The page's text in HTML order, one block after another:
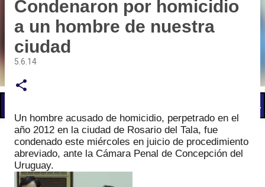
Condenaron por homicidio
a un hombre de nuestra
ciudad
5.6.14
Un hombre acusado de homicidio, perpetrado en el
año 2012 en la ciudad de Rosario del Tala, fue
condenado este miércoles en juicio de procedimiento
abreviado, ante la Cámara Penal de Concepción del
Uruguay.